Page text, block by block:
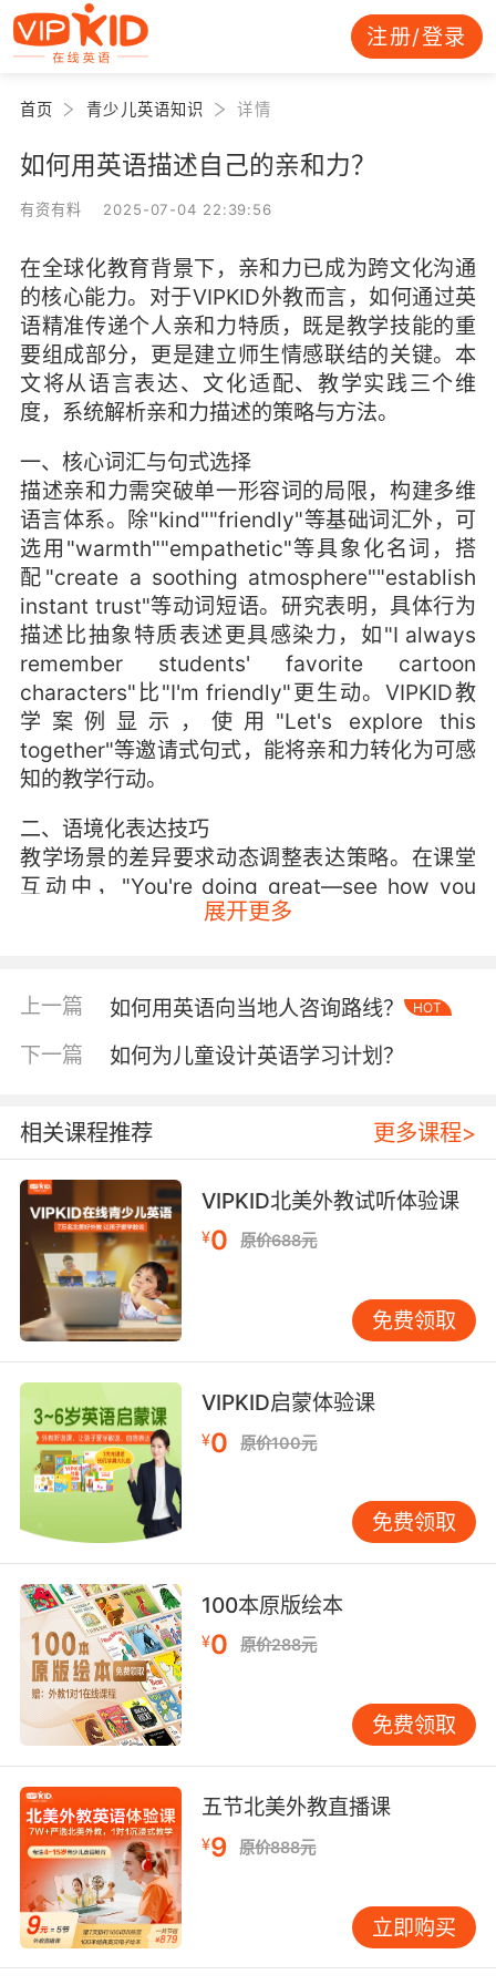
注册/登录
首页 青少儿英语知识 详情
如何用英语描述自己的亲和力？
有资有料 2025-07-04 22:39:56
在全球化教育背景下，亲和力已成为跨文化沟通
的核心能力。对于VIPKID外教而言，如何通过英
语精准传递个人亲和力特质，既是教学技能的重
要组成部分，更是建立师生情感联结的关键。本
文将从语言表达、文化适配、教学实践三个维
度，系统解析亲和力描述的策略与方法。
一、核心词汇与句式选择
描述亲和力需突破单一形容词的局限，构建多维
语言体系。除"kind""friendly"等基础词汇外，可
选用"warmth""empathetic"等具象化名词，搭
配"create a soothing atmosphere""establish
instant trust"等动词短语。研究表明，具体行为
描述比抽象特质表述更具感染力，如"I always
remember students' favorite cartoon
characters"比"I'm friendly"更生动。VIPKID教
学案例显示，使用"Let's explore this
together"等邀请式句式，能将亲和力转化为可感
知的教学行动。
二、语境化表达技巧
教学场景的差异要求动态调整表达策略。在课堂
互动中，"You're doing great—see how you
solved that problem!"等即时正向反馈，比单纯
察式陈述，既体现专业度又彰显细致关注。跨文
tried...?"等引导性问句展现亲和力，这与西方直
优势。
三、文化差异与表达适配
亲和力表达需考虑文化滤镜效应。美国学者Hall
的高/低语境理论提示，中国学生更依赖显性语言
线索，因此"I'm so glad to see your
progress"比含蓄的"Nice work"更易被感知。色
彩心理学研究表明，暖色调形容词
如"sunshine""tea"的隐喻使用，可跨越语言障碍
传递温暖。VIPKID教学数据显示，加入"Like a
superhero cape, practice gives you power"等
文化适配比喻，能使亲和力表达效率提升40%。
四、持续优化与反馈机制
亲和力描述应建立动态更新体系。通过记录学
生"眼睛发亮""主动分享"等非言语反馈，教师可不
断校准表达方式。教育神经科学发现，镜像神经
元作用下的共情表达（如模仿学生用语习惯）能
显著提升亲和力感知。VIPKID教师成长体系中，
定期观看自己的教学录像，分析"鼓励频率""微笑
时长"等数据指标，可使亲和力描述从概念化转向
行为化。
程。VIPKID教师通过精准的语言策略、文化适配
技巧和持续的行为优化，将亲和力转化为可测
量、可感知的教学效能。未来研究可探索AI情感
识别技术与语言训练的结合，让亲和力描述实现
从经验导向到数据驱动的范式升级。
展开更多
上一篇 如何用英语向当地人咨询路线？ HOT
下一篇 如何为儿童设计英语学习计划？
相关课程推荐 更多课程>
VIPKID北美外教试听体验课
¥0 原价688元
免费领取
VIPKID启蒙体验课
¥0 原价100元
免费领取
100本原版绘本
¥0 原价288元
免费领取
五节北美外教直播课
¥9 原价888元
立即购买